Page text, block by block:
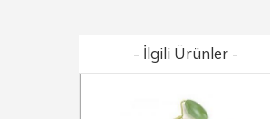
- İlgili Ürünler -